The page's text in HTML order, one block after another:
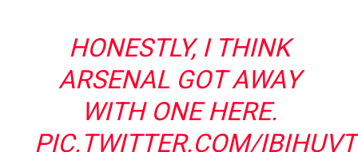
HONESTLY, I THINK
ARSENAL GOT AWAY
WITH ONE HERE.
PIC.TWITTER.COM/